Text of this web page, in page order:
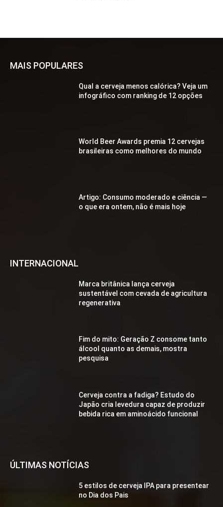
MAIS POPULARES
Qual a cerveja menos calórica? Veja um
infográfico com ranking de 12 opções
World Beer Awards premia 12 cervejas
brasileiras como melhores do mundo
Artigo: Consumo moderado e ciência —
o que era ontem, não é mais hoje
INTERNACIONAL
Marca britânica lança cerveja
sustentável com cevada de agricultura
regenerativa
Fim do mito: Geração Z consome tanto
álcool quanto as demais, mostra
pesquisa
Cerveja contra a fadiga? Estudo do
Japão cria levedura capaz de produzir
bebida rica em aminoácido funcional
ÚLTIMAS NOTÍCIAS
5 estilos de cerveja IPA para presentear
no Dia dos Pais